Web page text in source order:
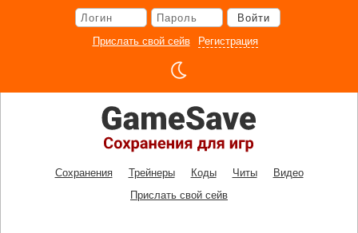
Войти
Прислать свой сейв
Регистрация
Сохранения Трейнеры Коды Читы
Видео
Прислать свой сейв